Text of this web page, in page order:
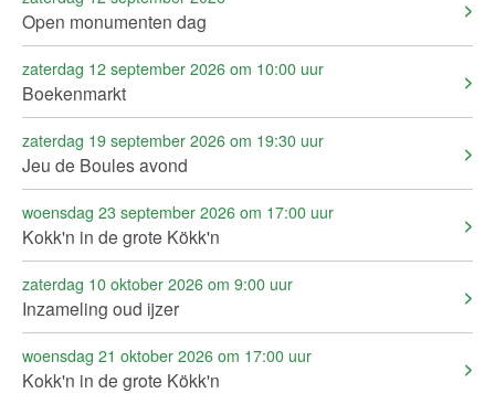
Open monumenten dag
zaterdag 12 september 2026 om 10:00 uur
Boekenmarkt
zaterdag 19 september 2026 om 19:30 uur
Jeu de Boules avond
woensdag 23 september 2026 om 17:00 uur
Kokk'n in de grote Kökk'n
zaterdag 10 oktober 2026 om 9:00 uur
Inzameling oud ijzer
woensdag 21 oktober 2026 om 17:00 uur
Kokk'n in de grote Kökk'n